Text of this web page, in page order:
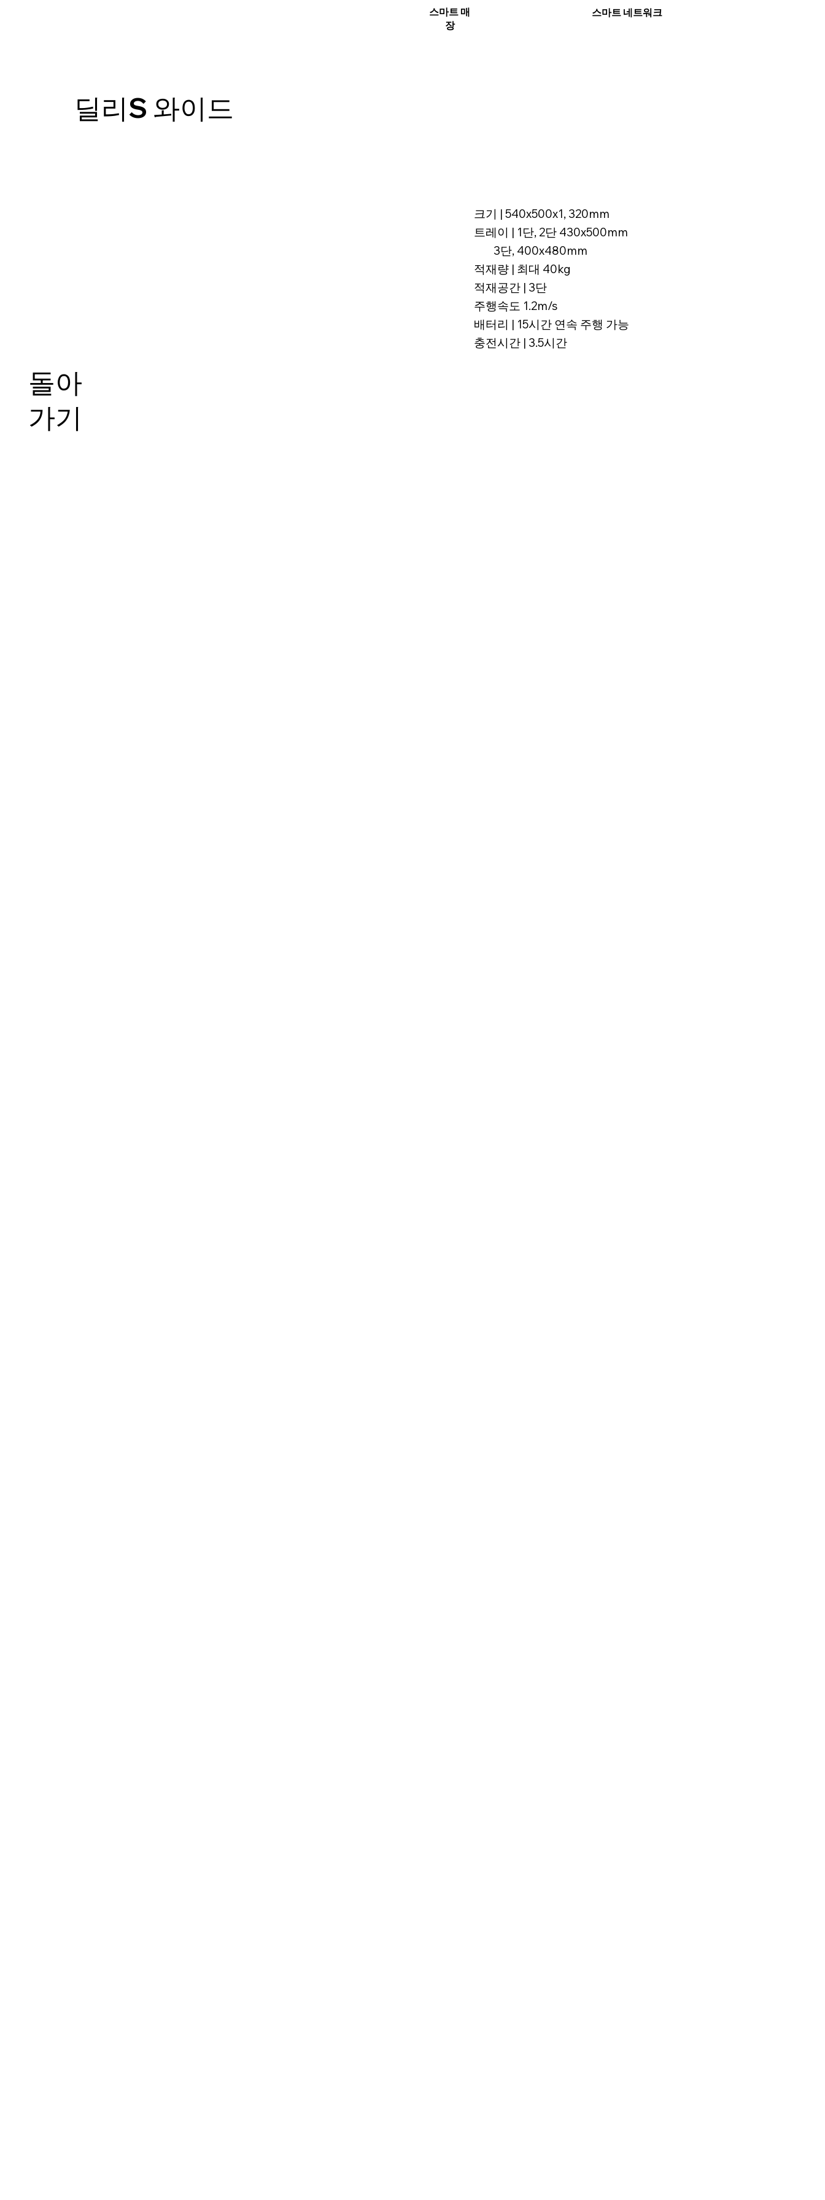
스마트 매
장
스마트 네트워크
크기 | 540x500x1, 320mm
트레이 | 1단, 2단 430x500mm
3단, 400x480mm
적재량 | 최대 40kg
적재공간 | 3단
주행속도 1.2m/s
배터리 | 15시간 연속 주행 가능
충전시간 | 3.5시간
딜리S 와이드
돌아
가기